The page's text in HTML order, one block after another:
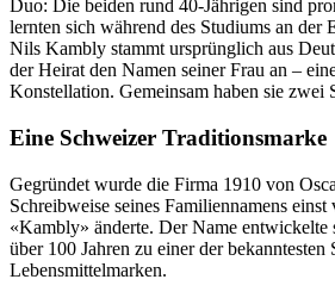
Duo: Die beiden rund 40-Jährigen sind
lernten sich während des Studiums an der
Nils Kambly stammt ursprünglich aus
der Heirat den Namen seiner Frau an –
Konstellation. Gemeinsam haben sie zwei
Eine Schweizer Traditionsmarke
Gegründet wurde die Firma 1910 von
Schreibweise seines Familiennamens
«Kambly» änderte. Der Name entwickelte
über 100 Jahren zu einer der bekanntesten
Lebensmittelmarken.